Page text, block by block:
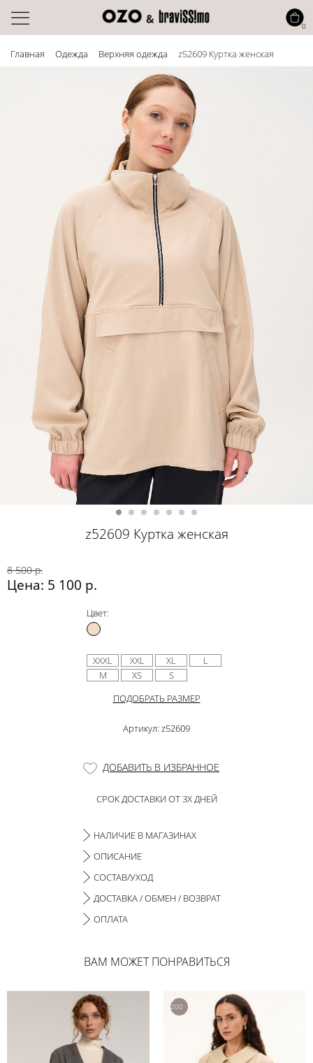
Главная Одежда Верхняя одежда z52609 Куртка женская
z52609 Куртка женская
8 500 р.
Цена: 5 100 р.
Цвет:
XXXL XXL XL
L
M
XS
S
ПОДОБРАТЬ РАЗМЕР
Артикул: z52609
ДОБАВИТЬ В ИЗБРАННОЕ
СРОК ДОСТАВКИ ОТ 3Х ДНЕЙ
НАЛИЧИЕ В МАГАЗИНАХ
ОПИСАНИЕ
СОСТАВ/УХОД
ДОСТАВКА / ОБМЕН / ВОЗВРАТ
ОПЛАТА
ВАМ МОЖЕТ ПОНРАВИТЬСЯ
9
200
р.
0